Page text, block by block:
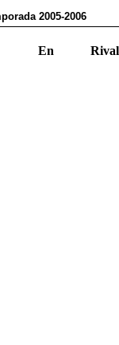
2005-2006
En Rival